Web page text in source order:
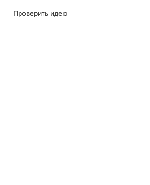
Проверить идею